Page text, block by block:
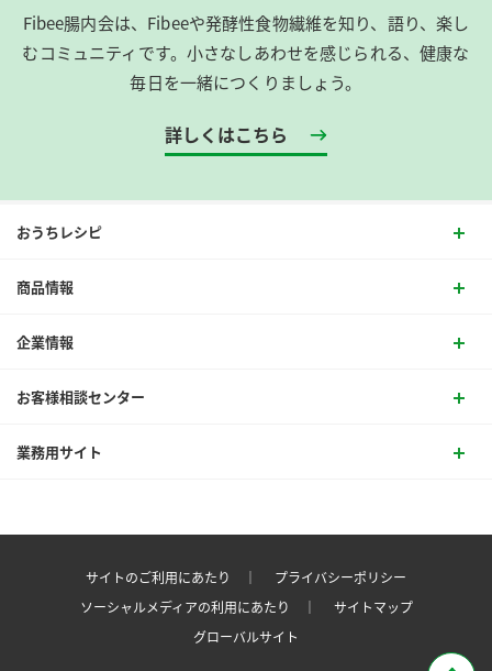
Fibee腸内会は、​Fibeeや発酵性食物繊維を知り、語り、楽し
むコミュニティです。​小さなしあわせを感じられる、健康な
毎日を一緒につくりましょう。
詳しくはこちら
おうちレシピ
商品情報
企業情報
お客様相談センター
業務用サイト
サイトのご利用にあたり ｜
プライバシーポリシー
ソーシャルメディアの利用にあたり ｜
サイトマップ
グローバルサイト